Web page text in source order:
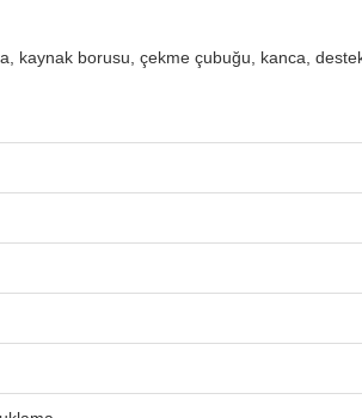
kaynak borusu, çekme çubuğu, kanca,